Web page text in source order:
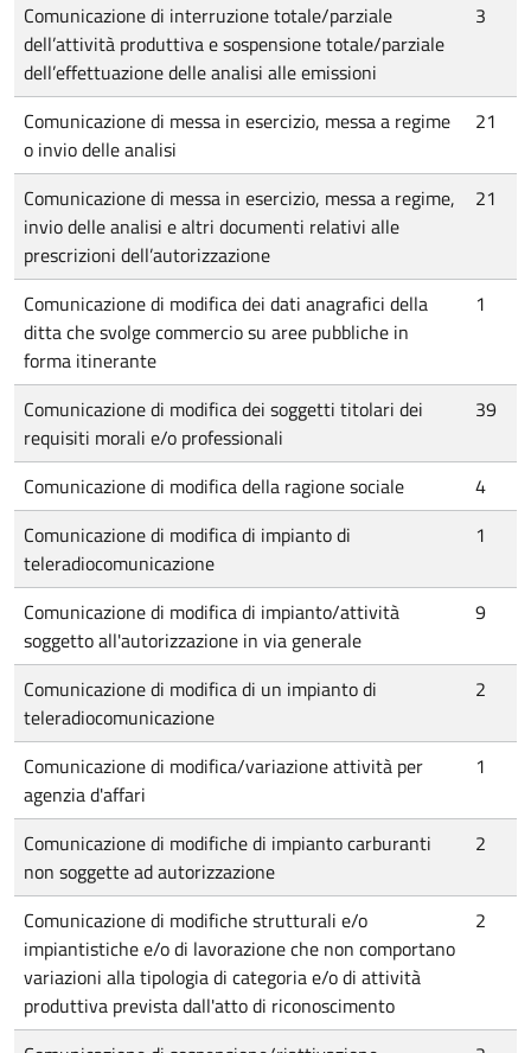
Comunicazione di interruzione totale/parziale
dell’attività produttiva e sospensione totale/parziale
dell’effettuazione delle analisi alle emissioni
3
Comunicazione di messa in esercizio, messa a regime
o invio delle analisi
21
Comunicazione di messa in esercizio, messa a regime,
invio delle analisi e altri documenti relativi alle
prescrizioni dell’autorizzazione
21
Comunicazione di modifica dei dati anagrafici della
ditta che svolge commercio su aree pubbliche in
forma itinerante
1
Comunicazione di modifica dei soggetti titolari dei
requisiti morali e/o professionali
39
Comunicazione di modifica della ragione sociale
4
Comunicazione di modifica di impianto di
teleradiocomunicazione
1
Comunicazione di modifica di impianto/attività
soggetto all'autorizzazione in via generale
9
Comunicazione di modifica di un impianto di
teleradiocomunicazione
2
Comunicazione di modifica/variazione attività per
agenzia d'affari
1
Comunicazione di modifiche di impianto carburanti
non soggette ad autorizzazione
2
Comunicazione di modifiche strutturali e/o
impiantistiche e/o di lavorazione che non comportano
variazioni alla tipologia di categoria e/o di attività
produttiva prevista dall'atto di riconoscimento
2